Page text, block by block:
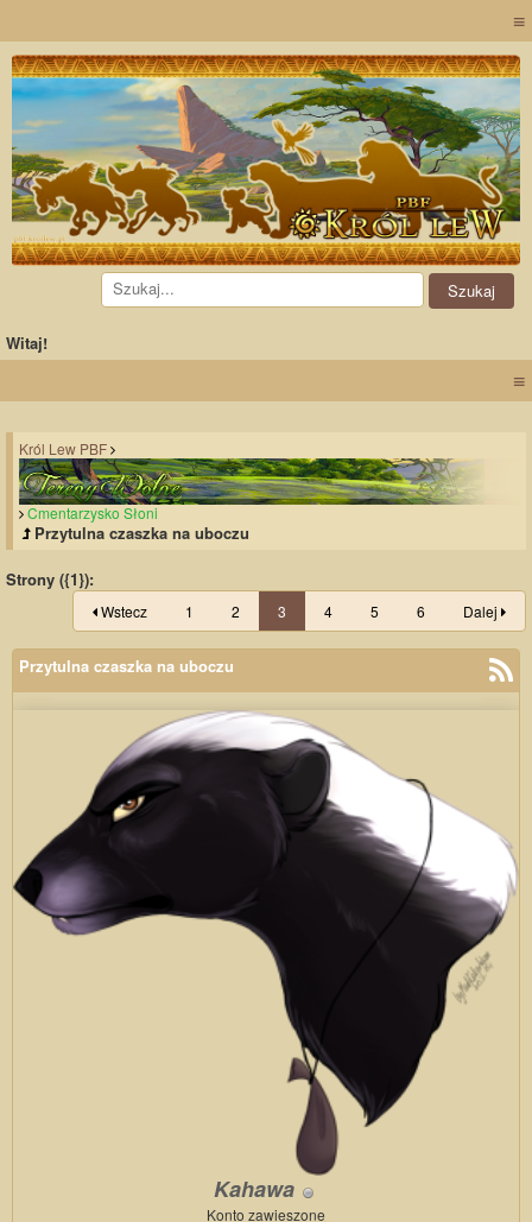
≡
Witaj!
≡
Król Lew PBF
Cmentarzysko Słoni
Przytulna czaszka na uboczu
Strony ({1}):
Wstecz 1 2 3 4 5 6 Dalej
Przytulna czaszka na uboczu
Kahawa
Konto zawieszone